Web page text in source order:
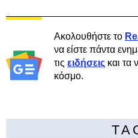
Ακολουθήστε το
να είστε πάντα
τις ειδήσεις και τα
κόσμο.